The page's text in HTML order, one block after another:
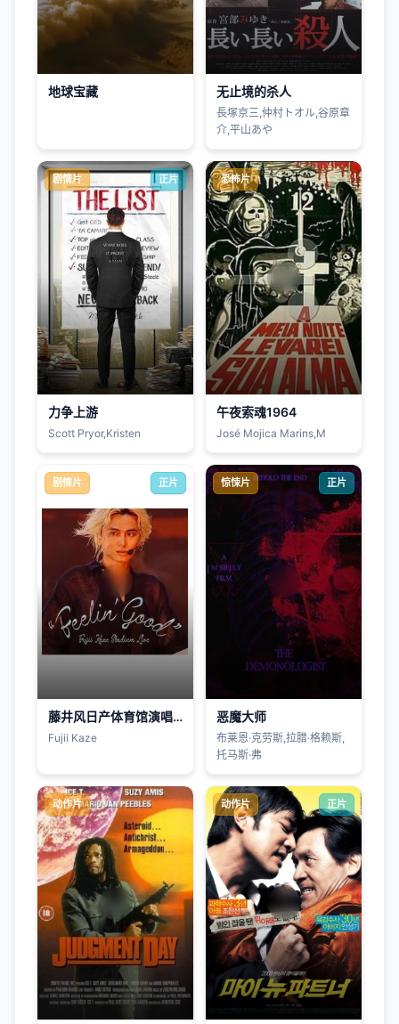
地球宝藏 无止境的杀人
長塚京三,仲村トオル,谷原章
介,平山あや
剧情片 正片
力争上游
Scott Pryor,Kristen
恐怖片
午夜索魂1964
José Mojica Marins,M
剧情片 正片
藤井风日产体育馆演唱会 ''Feelin' Good''
Fujii Kaze
惊悚片 正片
恶魔大师
布莱恩·克劳斯,拉腊·格赖斯,
托马斯·弗
动作片 动作片 正片